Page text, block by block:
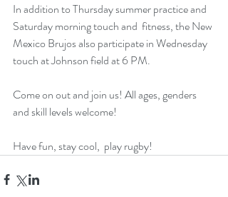
In addition to Thursday summer practice and
Saturday morning touch and  fitness, the New
Mexico Brujos also participate in Wednesday
touch at Johnson field at 6 PM.
Come on out and join us! All ages, genders
and skill levels welcome!
Have fun, stay cool,  play rugby!